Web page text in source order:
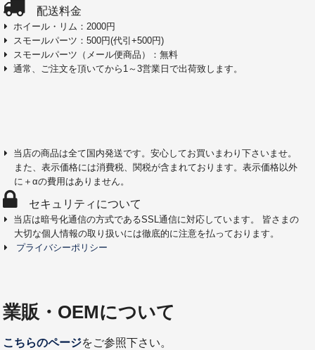
配送料金
ホイール・リム：2000円
スモールパーツ：500円(代引+500円)
スモールパーツ（メール便商品）：無料
通常、ご注文を頂いてから1～3営業日で出荷致します。
当店の商品は全て国内発送です。安心してお買いまわり下さいませ。
また、表示価格には消費税、関税が含まれております。表示価格以外
に＋αの費用はありません。
セキュリティについて
当店は暗号化通信の方式であるSSL通信に対応しています。 皆さまの
大切な個人情報の取り扱いには徹底的に注意を払っております。
プライバシーポリシー
業販・OEMについて
こちらのページをご参照下さい。